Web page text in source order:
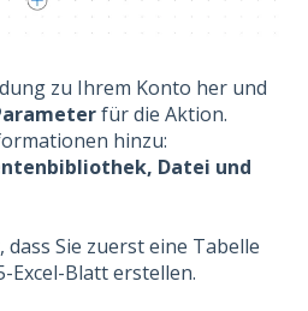
zu Ihrem Konto her und
für die Aktion.
hinzu:
Datei und
dass Sie zuerst eine Tabelle
Excel-Blatt erstellen.